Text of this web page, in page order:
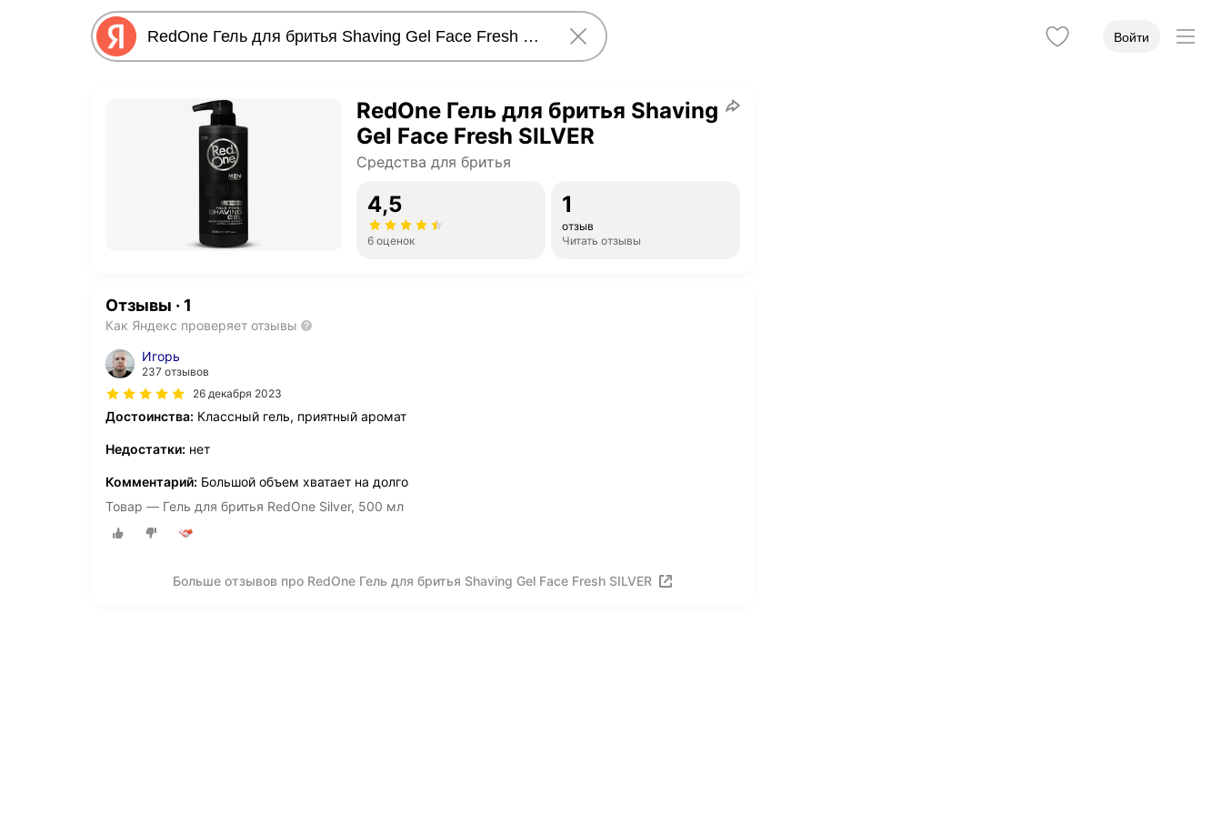
Войти
RedOne Гель для бритья Shaving
Gel Face Fresh SILVER
Средства для бритья
4,5
6 оценок
1
отзыв
Читать отзывы
Отзывы · 1
Как Яндекс проверяет отзывы
Игорь
237 отзывов
26 декабря 2023
Достоинства: Классный гель, приятный аромат
Недостатки: нет
Комментарий: Большой объем хватает на долго
Товар — Гель для бритья RedOne Silver, 500 мл
Больше отзывов про RedOne Гель для бритья Shaving Gel Face Fresh SILVER